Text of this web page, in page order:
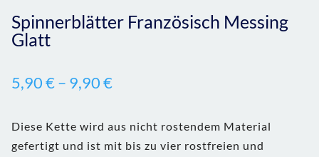
Spinnerblätter Französisch Messing
Glatt
5,90€– 9,90€
Diese Kette wird aus nicht rostendem Material
gefertigt und ist mit bis zu vier rostfreien und